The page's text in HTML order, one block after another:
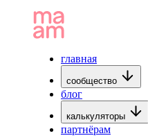
главная
сообщество
блог
калькуляторы
партнёрам